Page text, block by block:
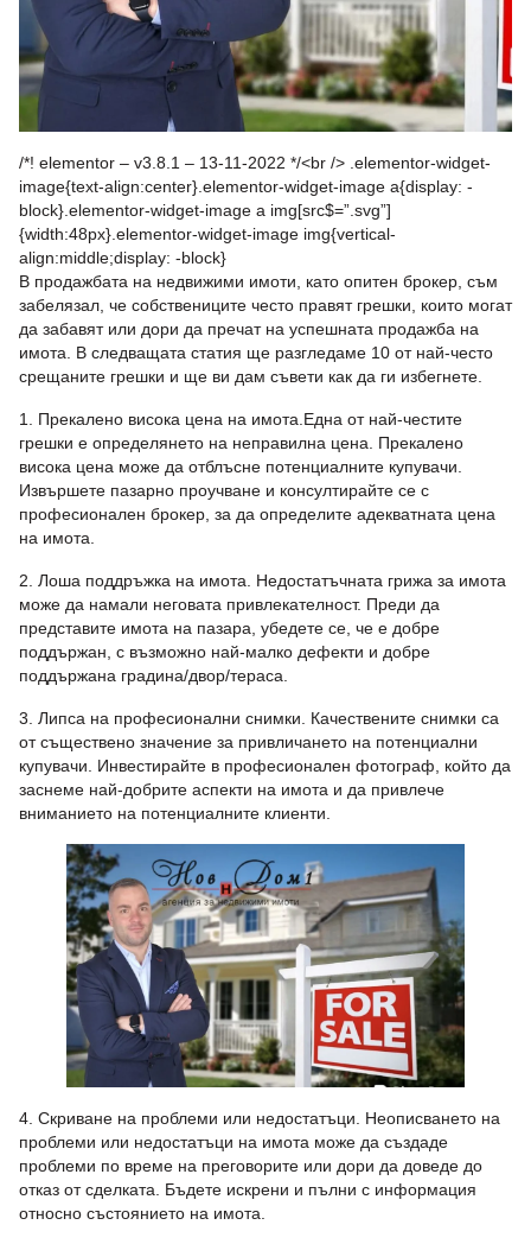
/*! elementor – v3.8.1 – 13-11-2022 */<br /> .elementor-widget-
image{text-align:center}.elementor-widget-image a{display: -
block}.elementor-widget-image a img[src$=”.svg”]
{width:48px}.elementor-widget-image img{vertical-
align:middle;display: -block}
В продажбата на недвижими имоти, като опитен брокер, съм
забелязал, че собствениците често правят грешки, които могат
да забавят или дори да пречат на успешната продажба на
имота. В следващата статия ще разгледаме 10 от най-често
срещаните грешки и ще ви дам съвети как да ги избегнете.
1. Прекалено висока цена на имота.Една от най-честите
грешки е определянето на неправилна цена. Прекалено
висока цена може да отблъсне потенциалните купувачи.
Извършете пазарно проучване и консултирайте се с
професионален брокер, за да определите адекватната цена
на имота.
2. Лоша поддръжка на имота. Недостатъчната грижа за имота
може да намали неговата привлекателност. Преди да
представите имота на пазара, убедете се, че е добре
поддържан, с възможно най-малко дефекти и добре
поддържана градина/двор/тераса.
3. Липса на професионални снимки. Качествените снимки са
от съществено значение за привличането на потенциални
купувачи. Инвестирайте в професионален фотограф, който да
заснеме най-добрите аспекти на имота и да привлече
вниманието на потенциалните клиенти.
4. Скриване на проблеми или недостатъци. Неописването на
проблеми или недостатъци на имота може да създаде
проблеми по време на преговорите или дори да доведе до
отказ от сделката. Бъдете искрени и пълни с информация
относно състоянието на имота.